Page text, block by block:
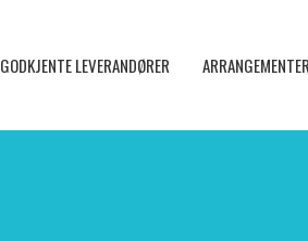
GODKJENTE LEVERANDØRER ARRANGEMENTER